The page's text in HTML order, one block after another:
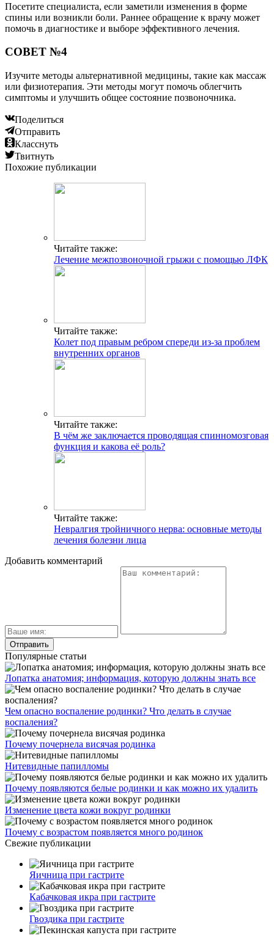
Посетите специалиста, если заметили изменения в форме
спины или возникли боли. Раннее обращение к врачу может
помочь в диагностике и выборе эффективного лечения.
СОВЕТ №4
Изучите методы альтернативной медицины, такие как массаж
или физиотерапия. Эти методы могут помочь облегчить
симптомы и улучшить общее состояние позвоночника.
Поделиться
Отправить
Класснуть
Твитнуть
Похожие публикации
Читайте также:
Лечение межпозвоночной грыжи с помощью ЛФК
Читайте также:
Колет под правым ребром спереди из-за проблем
внутренних органов
Читайте также:
В чём же заключается проводящая спинномозговая
функция и какова её роль?
Читайте также:
Невралгия тройничного нерва: основные методы
лечения болезни лица
Добавить комментарий
Популярные статьи
Лопатка анатомия; информация, которую должны знать все
Чем опасно воспаление родинки? Что делать в случае
воспаления?
Почему почернела висячая родинка
Нитевидные папилломы
Почему появляются белые родинки и как можно их удалить
Изменение цвета кожи вокруг родинки
Почему с возрастом появляется много родинок
Свежие публикации
Яичница при гастрите
Кабачковая икра при гастрите
Гвоздика при гастрите